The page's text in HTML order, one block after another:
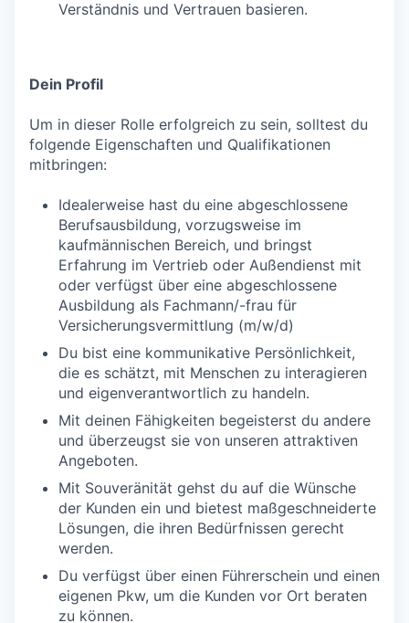
Verständnis und Vertrauen basieren.
Dein Profil
Um in dieser Rolle erfolgreich zu sein, solltest du
folgende Eigenschaften und Qualifikationen
mitbringen:
Idealerweise hast du eine abgeschlossene
Berufsausbildung, vorzugsweise im
kaufmännischen Bereich, und bringst
Erfahrung im Vertrieb oder Außendienst mit
oder verfügst über eine abgeschlossene
Ausbildung als Fachmann/-frau für
Versicherungsvermittlung (m/w/d)
Du bist eine kommunikative Persönlichkeit,
die es schätzt, mit Menschen zu interagieren
und eigenverantwortlich zu handeln.
Mit deinen Fähigkeiten begeisterst du andere
und überzeugst sie von unseren attraktiven
Angeboten.
Mit Souveränität gehst du auf die Wünsche
der Kunden ein und bietest maßgeschneiderte
Lösungen, die ihren Bedürfnissen gerecht
werden.
Du verfügst über einen Führerschein und einen
eigenen Pkw, um die Kunden vor Ort beraten
zu können.